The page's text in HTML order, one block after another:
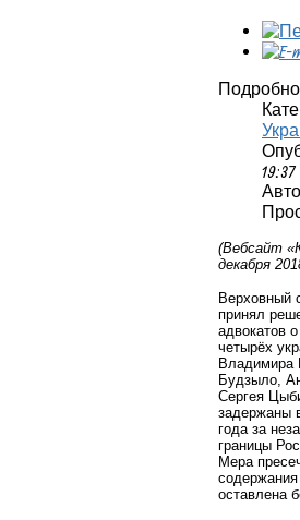
19:37
(Вебсайт
декабря
Верховный
принял
адвокатов
четырёх
Владимира
Будзыло,
Сергея
задержаны
года за
границы
Мера
оставлена